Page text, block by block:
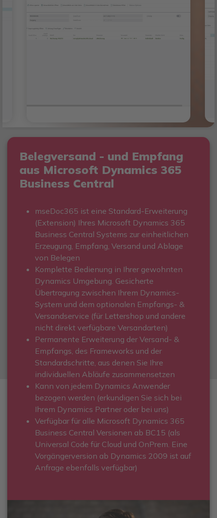
Belegversand - und Empfang
aus Microsoft Dynamics 365
Business Central
mseDoc365 ist eine Standard-Erweiterung
(Extension) Ihres Microsoft Dynamics 365
Business Central Systems zur einheitlichen
Erzeugung, Empfang, Versand und Ablage
von Belegen
Komplette Bedienung in Ihrer gewohnten
Dynamics Umgebung. Gesicherte
Übertragung zwischen Ihrem Dynamics-
System und dem optionalen Empfangs- &
Versandservice (für Lettershop und andere
nicht direkt verfügbare Versandarten)
Permanente Erweiterung der Versand- &
Empfangs, des Frameworks und der
Standardschritte, aus denen Sie Ihre
individuellen Abläufe zusammensetzen
Kann von jedem Dynamics Anwender
bezogen werden (erkundigen Sie sich bei
Ihrem Dynamics Partner oder bei uns)
Verfügbar für alle Microsoft Dynamics 365
Business Central Versionen ab BC15 (als
Universal Code für Cloud und OnPrem. Eine
Vorgängerversion ab Dynamics 2009 ist auf
Anfrage ebenfalls verfügbar)